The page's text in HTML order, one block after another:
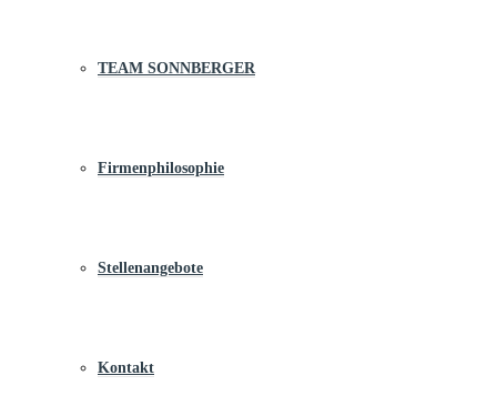
TEAM SONNBERGER
Firmenphilosophie
Stellenangebote
Kontakt